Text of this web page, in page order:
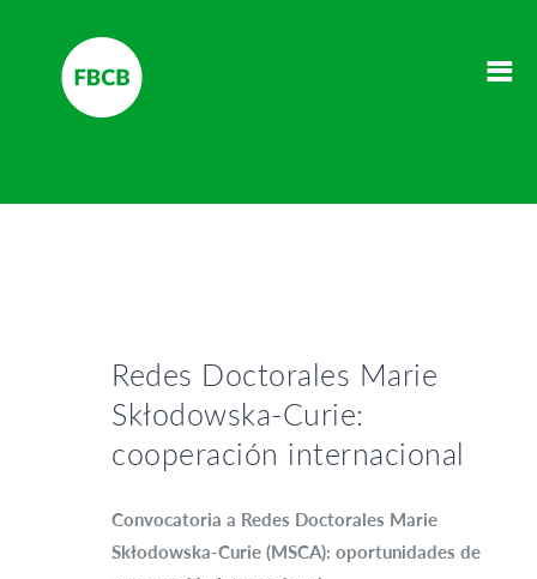
Redes Doctorales Marie
Skłodowska-Curie:
cooperación internacional
Convocatoria a Redes Doctorales Marie
Skłodowska-Curie (MSCA): oportunidades de